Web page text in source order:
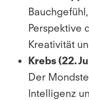
Perspektive
Kreativität
Krebs (22.
Der
Intelligenz